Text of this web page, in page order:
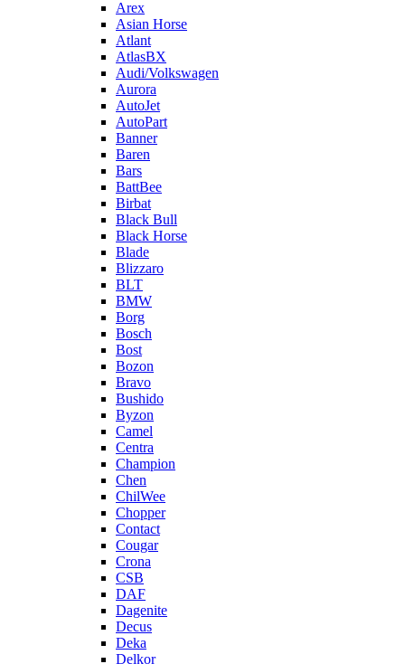
Arex
Asian Horse
Atlant
AtlasBX
Audi/Volkswagen
Aurora
AutoJet
AutoPart
Banner
Baren
Bars
BattBee
Birbat
Black Bull
Black Horse
Blade
Blizzaro
BLT
BMW
Borg
Bosch
Bost
Bozon
Bravo
Bushido
Byzon
Camel
Centra
Champion
Chen
ChilWee
Chopper
Contact
Cougar
Crona
CSB
DAF
Dagenite
Decus
Deka
Delkor